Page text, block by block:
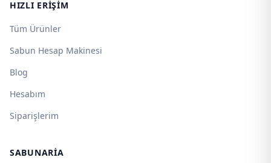
HIZLI ERIŞIM
Tüm Ürünler
Sabun Hesap Makinesi
Blog
Hesabım
Siparişlerim
SABUNARIA